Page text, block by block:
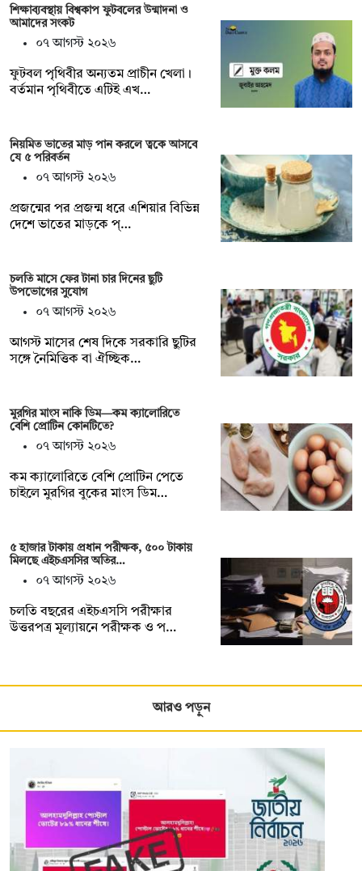
শিক্ষাব্যবস্থায় বিশ্বকাপ ফুটবলের উন্মাদনা ও
আমাদের সংকট
০৭ আগস্ট ২০২৬
ফুটবল পৃথিবীর অন্যতম প্রাচীন খেলা।
বর্তমান পৃথিবীতে এটিই এখ…
নিয়মিত ভাতের মাড় পান করলে ত্বকে আসবে
যে ৫ পরিবর্তন
০৭ আগস্ট ২০২৬
প্রজন্মের পর প্রজন্ম ধরে এশিয়ার বিভিন্ন
দেশে ভাতের মাড়কে প্…
চলতি মাসে ফের টানা চার দিনের ছুটি
উপভোগের সুযোগ
০৭ আগস্ট ২০২৬
আগস্ট মাসের শেষ দিকে সরকারি ছুটির
সঙ্গে নৈমিত্তিক বা ঐচ্ছিক…
মুরগির মাংস নাকি ডিম—কম ক্যালোরিতে
বেশি প্রোটিন কোনটিতে?
০৭ আগস্ট ২০২৬
কম ক্যালোরিতে বেশি প্রোটিন পেতে
চাইলে মুরগির বুকের মাংস ডিম…
৫ হাজার টাকায় প্রধান পরীক্ষক, ৫০০ টাকায়
মিলছে এইচএসসির অতির…
০৭ আগস্ট ২০২৬
চলতি বছরের এইচএসসি পরীক্ষার
উত্তরপত্র মূল্যায়নে পরীক্ষক ও প…
আরও পড়ুন